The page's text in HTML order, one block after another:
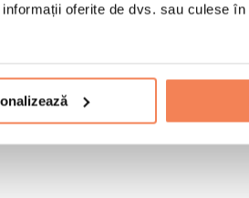
oferite de dvs. sau culese